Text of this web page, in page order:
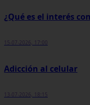
¿Qué es el interés
15-07-2026, 17:00
Adicción al celular
13-07-2026, 18:15